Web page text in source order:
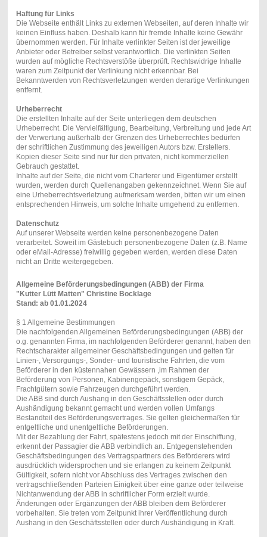
Haftung für Links
Die Webseite enthält Links zu externen Webseiten, auf deren Inhalte wir
keinen Einfluss haben. Deshalb kann für fremde Inhalte keine Gewähr
übernommen werden. Für Inhalte verlinkter Seiten ist der jeweilige
Anbieter oder Betreiber selbst verantwortlich. Die verlinkten Seiten
wurden auf mögliche Rechtsverstöße überprüft. Rechtswidrige Inhalte
waren zum Zeitpunkt der Verlinkung nicht erkennbar. Bei
Bekanntwerden von Rechtsverletzungen werden derartige Verlinkungen
entfernt.
Urheberrecht
Die erstellten Inhalte auf der Seite unterliegen dem deutschen
Urheberrecht. Die Vervielfältigung, Bearbeitung, Verbreitung und jede Art
der Verwertung außerhalb der Grenzen des Urheberrechtes bedürfen
der schriftlichen Zustimmung des jeweiligen Autors bzw. Erstellers.
Kopien dieser Seite sind nur für den privaten, nicht kommerziellen
Gebrauch gestattet.
Inhalte auf der Seite, die nicht vom Charterer und Eigentümer erstellt
wurden, werden durch Quellenangaben gekennzeichnet. Wenn Sie auf
eine Urheberrechtsverletzung aufmerksam werden, bitten wir um einen
entsprechenden Hinweis, um solche Inhalte umgehend zu entfernen.
Datenschutz
Auf unserer Webseite werden keine personenbezogene Daten
verarbeitet. Soweit im Gästebuch personenbezogene Daten (z.B. Name
oder eMail-Adresse) freiwillig gegeben werden, werden diese Daten
nicht an Dritte weitergegeben.
Allgemeine Beförderungsbedingungen (ABB) der Firma
"Kutter Lütt Matten" Christine Bocklage
Stand: ab 01.01.2024
§ 1 Allgemeine Bestimmungen
Die nachfolgenden Allgemeinen Beförderungsbedingungen (ABB) der
o.g. genannten Firma, im nachfolgenden Beförderer genannt, haben den
Rechtscharakter allgemeiner Geschäftsbedingungen und gelten für
Linien-, Versorgungs-, Sonder- und touristische Fahrten, die vom
Beförderer in den küstennahen Gewässern ,im Rahmen der
Beförderung von Personen, Kabinengepäck, sonstigem Gepäck,
Frachtgütern sowie Fahrzeugen durchgeführt werden.
Die ABB sind durch Aushang in den Geschäftsstellen oder durch
Aushändigung bekannt gemacht und werden vollen Umfangs
Bestandteil des Beförderungsvertrages. Sie gelten gleichermaßen für
entgeltliche und unentgeltliche Beförderungen.
Mit der Bezahlung der Fahrt, spätestens jedoch mit der Einschiffung,
erkennt der Passagier die ABB verbindlich an. Entgegenstehenden
Geschäftsbedingungen des Vertragspartners des Beförderers wird
ausdrücklich widersprochen und sie erlangen zu keinem Zeitpunkt
Gültigkeit, sofern nicht vor Abschluss des Vertrages zwischen den
vertragschließenden Parteien Einigkeit über eine ganze oder teilweise
Nichtanwendung der ABB in schriftlicher Form erzielt wurde.
Änderungen oder Ergänzungen der ABB bleiben dem Beförderer
vorbehalten. Sie treten vom Zeitpunkt ihrer Veröffentlichung durch
Aushang in den Geschäftsstellen oder durch Aushändigung in Kraft.